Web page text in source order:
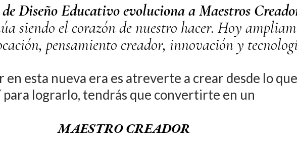
Diseño Educativo evoluciona a Maestros
siendo el corazón de nuestro hacer. Hoy
pensamiento creador, innovación y
en esta nueva era es atreverte a crear desde lo
para lograrlo, tendrás que convertirte en un
MAESTRO CREADOR